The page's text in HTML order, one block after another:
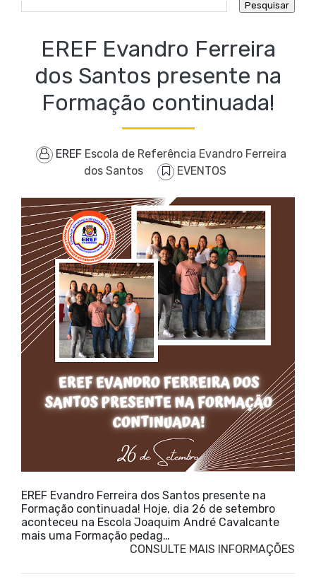
EREF Evandro Ferreira
dos Santos presente na
Formação continuada!
EREF Escola de Referência Evandro Ferreira
dos Santos
EVENTOS
EREF Evandro Ferreira dos Santos presente na
Formação continuada! Hoje, dia 26 de setembro
aconteceu na Escola Joaquim André Cavalcante
mais uma Formação pedag…
CONSULTE MAIS INFORMAÇÕES